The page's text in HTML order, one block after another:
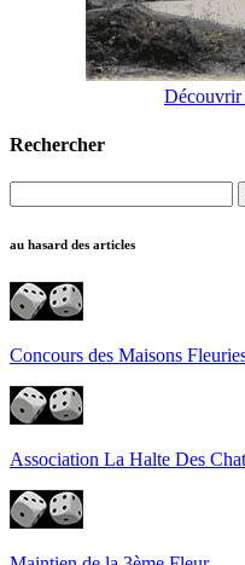
Découvrir
Rechercher
au hasard des articles
Concours des Maisons
Association La Halte Des